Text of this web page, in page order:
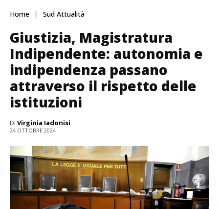
Home Sud Attualità
Giustizia, Magistratura
Indipendente: autonomia e
indipendenza passano
attraverso il rispetto delle
istituzioni
Di Virginia Iadonisi
24 OTTOBRE 2024